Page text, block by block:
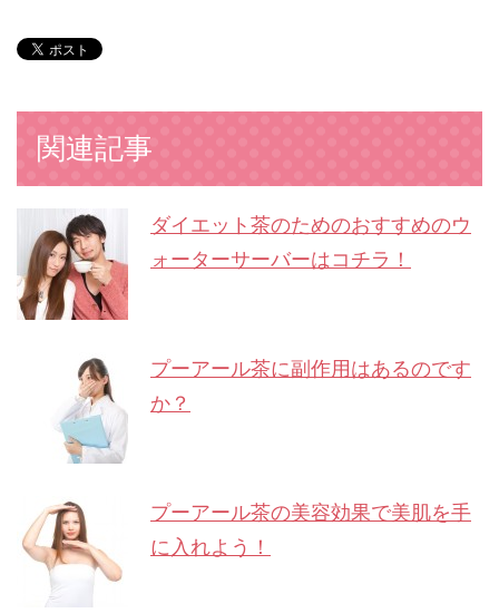
関連記事
ダイエット茶のためのおすすめのウ
ォーターサーバーはコチラ！
プーアール茶に副作用はあるのです
か？
プーアール茶の美容効果で美肌を手
に入れよう！